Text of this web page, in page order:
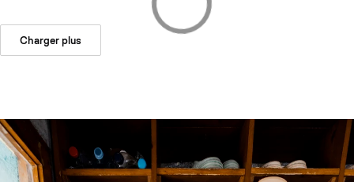
Charger plus